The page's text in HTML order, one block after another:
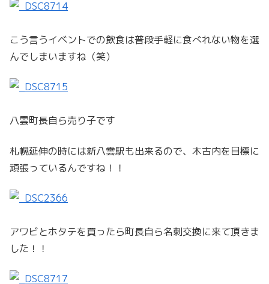
こう言うイベントでの飲食は普段手軽に食べれない物を選
んでしまいますね（笑）
八雲町長自ら売り子です
札幌延伸の時には新八雲駅も出来るので、木古内を目標に
頑張っているんですね！！
アワビとホタテを買ったら町長自ら名刺交換に来て頂きま
した！！